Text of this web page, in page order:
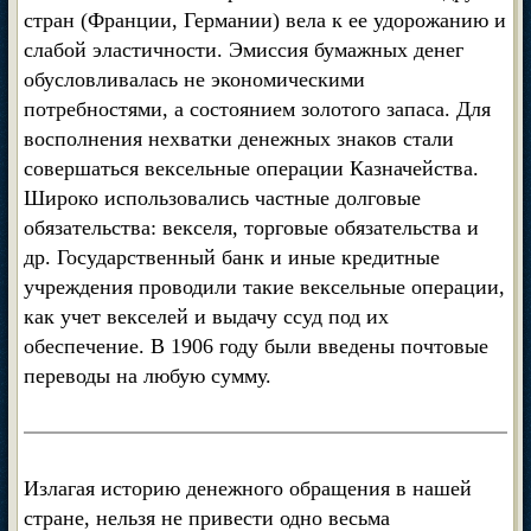
стран (Франции, Германии) вела к ее удорожанию и
слабой эластичности. Эмиссия бумажных денег
обусловливалась не экономическими
потребностями, а состоянием золотого запаса. Для
восполнения нехватки денежных знаков стали
совершаться вексельные операции Казначейства.
Широко использовались частные долговые
обязательства: векселя, торговые обязательства и
др. Государственный банк и иные кредитные
учреждения проводили такие вексельные операции,
как учет векселей и выдачу ссуд под их
обеспечение. В 1906 году были введены почтовые
переводы на любую сумму.
Излагая историю денежного обращения в нашей
стране, нельзя не привести одно весьма